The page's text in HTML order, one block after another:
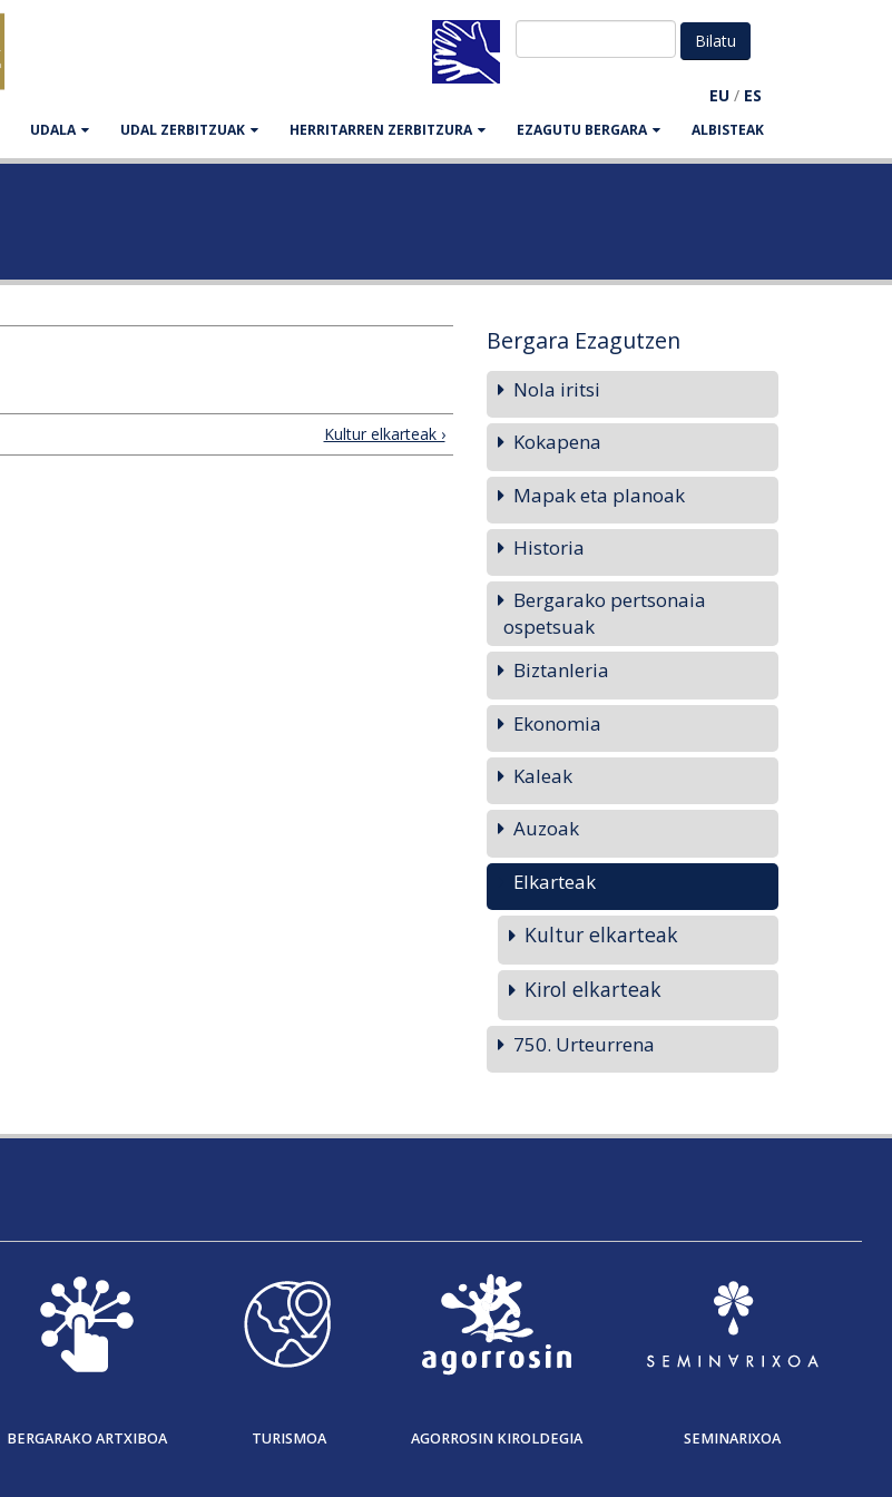
EU / ES
UDALA UDAL ZERBITZUAK HERRITARREN ZERBITZURA EZAGUTU BERGARA ALBISTEAK
Kultur elkarteak ›
Bergara Ezagutzen
Nola iritsi
Kokapena
Mapak eta planoak
Historia
Bergarako pertsonaia
ospetsuak
Biztanleria
Ekonomia
Kaleak
Auzoak
Elkarteak
Kultur elkarteak
Kirol elkarteak
750. Urteurrena
BERGARAKO ARTXIBOA TURISMOA AGORROSIN KIROLDEGIA SEMINARIXOA